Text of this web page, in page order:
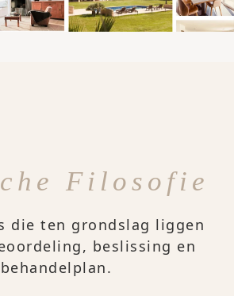
Filosofie
die ten grondslag liggen
beslissing en
behandelplan.